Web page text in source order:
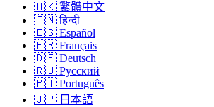
🇭🇰 繁體中文
🇮🇳 हिन्दी
🇪🇸 Español
🇫🇷 Français
🇩🇪 Deutsch
🇷🇺 Русский
🇵🇹 Português
🇯🇵 日本語